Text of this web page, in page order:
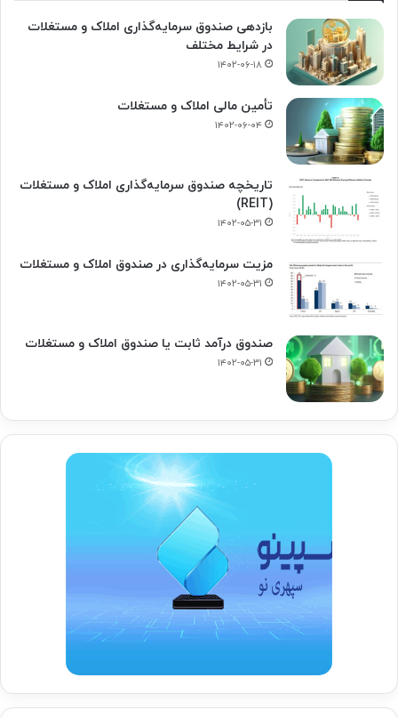
بازدهی صندوق سرمایه‌گذاری املاک و مستغلات
در شرایط مختلف
۱۴۰۲-۰۶-۱۸
تأمین مالی املاک و مستغلات
۱۴۰۲-۰۶-۰۴
تاریخچه صندوق سرمایه‌گذاری املاک و مستغلات
(REIT)
۱۴۰۲-۰۵-۳۱
مزیت سرمایه‌گذاری در صندوق املاک و مستغلات
۱۴۰۲-۰۵-۳۱
صندوق درآمد ثابت یا صندوق املاک و مستغلات
۱۴۰۲-۰۵-۳۱